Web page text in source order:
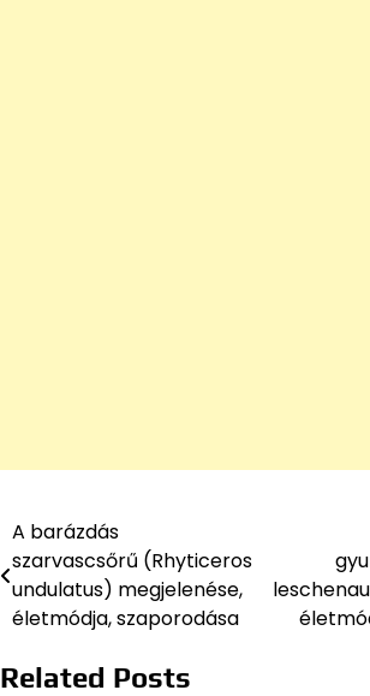
Bejegyzés
navigáció
A barázdás
szarvascsőrű (Rhyticeros
undulatus) megjelenése,
életmódja, szaporodása
Related Posts